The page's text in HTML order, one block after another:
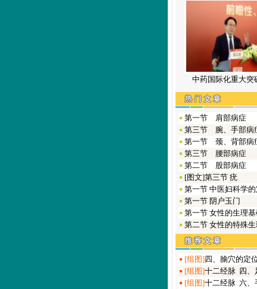
中药国际化重大突
第一节 肩部病症
第三节 腕、手部病
第一节 颈、背部病
第三节 腰部病症
第二节 股部病症
[图文]第三节 疣
第一节 中医妇科学的
第一节 阴户玉门
第一节 女性的生理基
第二节 女性的特殊生
[组图]四、腧穴的定
[组图]十二经脉 四、
[组图]十二经脉 六、